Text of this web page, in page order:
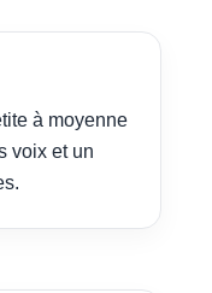
à moyenne
voix et un